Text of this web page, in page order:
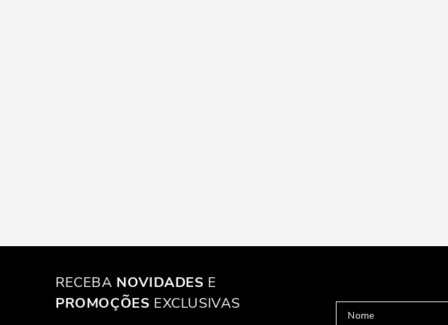
RECEBA NOVIDADES E
PROMOÇÕES EXCLUSIVAS